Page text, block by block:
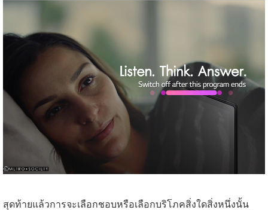
สุดท้ายแล้วการจะเลือกชอบหรือเลือกบริโภคสิ่งใดสิ่งหนึ่งนั้น